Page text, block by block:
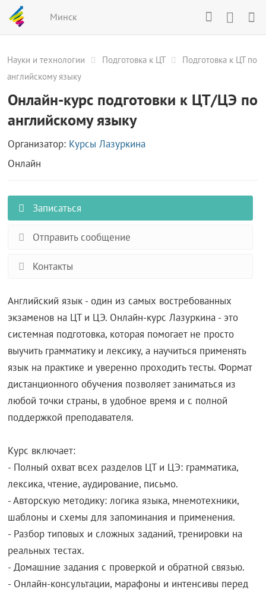
Минск
Науки и технологии Подготовка к ЦТ
Подготовка к ЦТ по
английскому языку
Онлайн-курс подготовки к ЦТ/ЦЭ по
английскому языку
Организатор: Курсы Лазуркина
Онлайн
Записаться
Отправить сообщение
Контакты
Английский язык - один из самых востребованных
экзаменов на ЦТ и ЦЭ. Онлайн-курс Лазуркина - это
системная подготовка, которая помогает не просто
выучить грамматику и лексику, а научиться применять
язык на практике и уверенно проходить тесты. Формат
дистанционного обучения позволяет заниматься из
любой точки страны, в удобное время и с полной
поддержкой преподавателя.
Курс включает:
- Полный охват всех разделов ЦТ и ЦЭ: грамматика,
лексика, чтение, аудирование, письмо.
- Авторскую методику: логика языка, мнемотехники,
шаблоны и схемы для запоминания и применения.
- Разбор типовых и сложных заданий, тренировки на
реальных тестах.
- Домашние задания с проверкой и обратной связью.
- Онлайн-консультации, марафоны и интенсивы перед